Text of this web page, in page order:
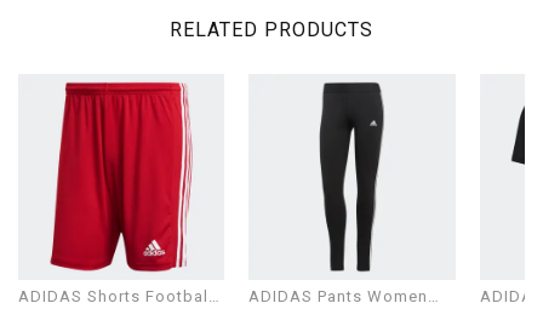
RELATED PRODUCTS
ADIDAS Shorts Football
ADIDAS Pants Women